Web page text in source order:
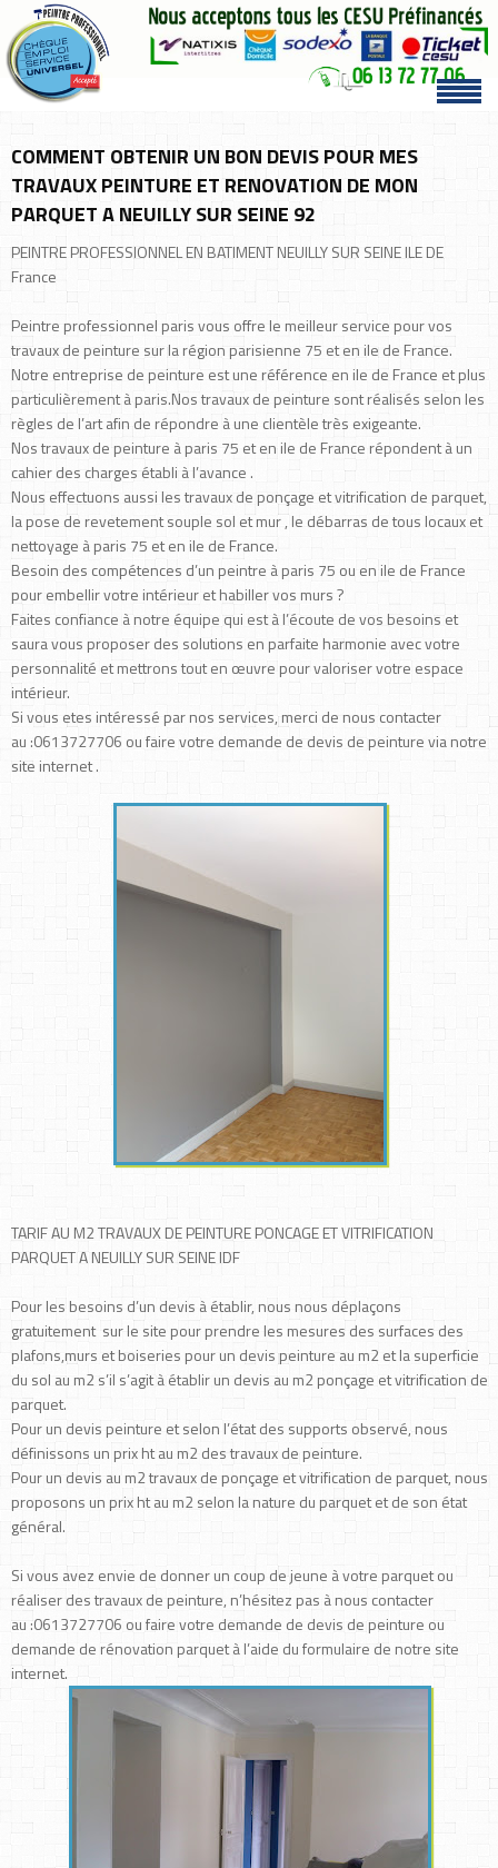
COMMENT OBTENIR UN BON DEVIS POUR MES
TRAVAUX PEINTURE ET RENOVATION DE MON
PARQUET A NEUILLY SUR SEINE 92
PEINTRE PROFESSIONNEL EN BATIMENT NEUILLY SUR SEINE ILE DE
France
Peintre professionnel paris vous offre le meilleur service pour vos
travaux de peinture sur la région parisienne 75 et en ile de France.
Notre entreprise de peinture est une référence en ile de France et plus
particulièrement à paris.Nos travaux de peinture sont réalisés selon les
règles de l’art afin de répondre à une clientèle très exigeante.
Nos travaux de peinture à paris 75 et en ile de France répondent à un
cahier des charges établi à l’avance .
Nous effectuons aussi les travaux de ponçage et vitrification de parquet,
la pose de revetement souple sol et mur , le débarras de tous locaux et
nettoyage à paris 75 et en ile de France.
Besoin des compétences d’un peintre à paris 75 ou en ile de France
pour embellir votre intérieur et habiller vos murs ?
Faites confiance à notre équipe qui est à l’écoute de vos besoins et
saura vous proposer des solutions en parfaite harmonie avec votre
personnalité et mettrons tout en œuvre pour valoriser votre espace
intérieur.
Si vous etes intéressé par nos services, merci de nous contacter
au :0613727706 ou faire votre demande de devis de peinture via notre
site internet .
TARIF AU M2 TRAVAUX DE PEINTURE PONCAGE ET VITRIFICATION
PARQUET A NEUILLY SUR SEINE IDF
Pour les besoins d’un devis à établir, nous nous déplaçons
gratuitement sur le site pour prendre les mesures des surfaces des
plafons,murs et boiseries pour un devis peinture au m2 et la superficie
du sol au m2 s’il s’agit à établir un devis au m2 ponçage et vitrification de
parquet.
Pour un devis peinture et selon l’état des supports observé, nous
définissons un prix ht au m2 des travaux de peinture.
Pour un devis au m2 travaux de ponçage et vitrification de parquet, nous
proposons un prix ht au m2 selon la nature du parquet et de son état
général.
Si vous avez envie de donner un coup de jeune à votre parquet ou
réaliser des travaux de peinture, n’hésitez pas à nous contacter
au :0613727706 ou faire votre demande de devis de peinture ou
demande de rénovation parquet à l’aide du formulaire de notre site
internet.